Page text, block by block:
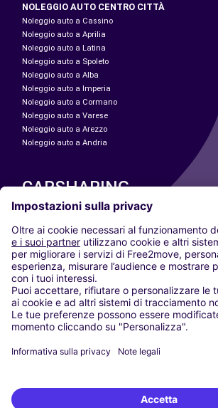
NOLEGGIO AUTO CENTRO CITTÀ
Noleggio auto a Cassino
Noleggio auto a Aprilia
Noleggio auto a Latina
Noleggio auto a Spoleto
Noleggio auto a Alba
Noleggio auto a Imperia
Noleggio auto a Cormano
Noleggio auto a Varese
Noleggio auto a Arezzo
Noleggio auto a Andria
CARSHARING
LE NOSTRE CITTÀ
Paris
Madrid
Washington DC
Milano
Roma
Torino
Vienna
Berlino
Düsseldorf